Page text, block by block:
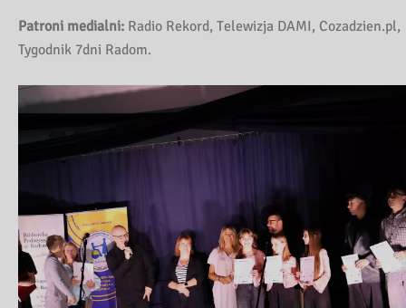
Patroni medialni: Radio Rekord, Telewizja DAMI, Cozadzien.pl,
Tygodnik 7dni Radom.